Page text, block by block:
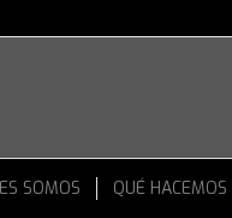
SOMOS QUÉ HACEMOS